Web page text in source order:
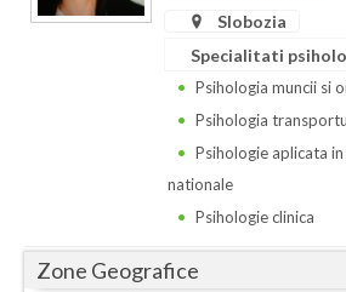
Constanta
Giurgiu
Slobozia
Specialitati
Psihologia muncii si
Psihologia
Psihologie aplicata
nationale
Psihologie clinica
Zone Geografice